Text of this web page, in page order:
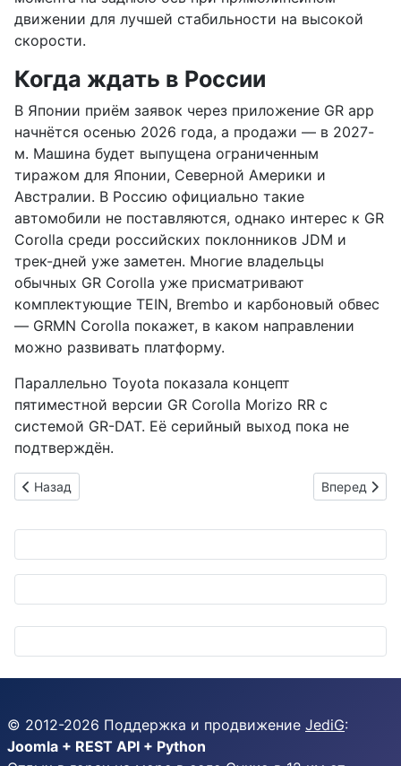
движении для лучшей стабильности на высокой
скорости.
Когда ждать в России
В Японии приём заявок через приложение GR app
начнётся осенью 2026 года, а продажи — в 2027-
м. Машина будет выпущена ограниченным
тиражом для Японии, Северной Америки и
Австралии. В Россию официально такие
автомобили не поставляются, однако интерес к GR
Corolla среди российских поклонников JDM и
трек-дней уже заметен. Многие владельцы
обычных GR Corolla уже присматривают
комплектующие TEIN, Brembo и карбоновый обвес
— GRMN Corolla покажет, в каком направлении
можно развивать платформу.
Параллельно Toyota показала концепт
пятиместной версии GR Corolla Morizo RR с
системой GR-DAT. Её серийный выход пока не
подтверждён.
Предыдущий: Твёрдотельные аккумуляторы Mitsui Kinzoku:
Назад Следующий:
Вперед
© 2012-2026 Поддержка и продвижение JediG:
Joomla + REST API + Python